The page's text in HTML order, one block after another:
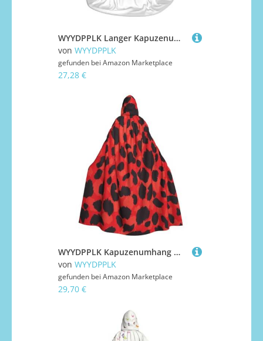
WYYDPPLK Langer Kapuzenumhang für Teenager, karierte Flaggen, Rennflagge, Druck, Cosplay, Rollenparty, Halloween-Kostüme
von WYYDPPLK
gefunden bei Amazon Marketplace
27,28 €
WYYDPPLK Kapuzenumhang mit lustigem rotem Leopardenmuster für Erwachsene, Unisex, Halloween, Weihnachten und Ostern, Cosplay-Umhang
von WYYDPPLK
gefunden bei Amazon Marketplace
29,70 €